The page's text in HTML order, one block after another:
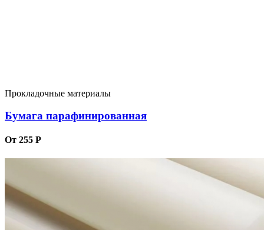
Прокладочные материалы
Бумага парафинированная
От 255 Р